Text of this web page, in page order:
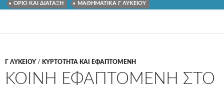
ΟΡΙΟ ΚΑΙ ΔΙΑΤΑΞΗ ΜΑΘΗΜΑΤΙΚΑ Γ ΛΥΚΕΙΟΥ
Γ ΛΥΚΕΊΟΥ / ΚΥΡΤΟΤΗΤΑ ΚΑΙ ΕΦΑΠΤΟΜΕΝΗ
ΚΟΙΝΗ ΕΦΑΠΤΟΜΕΝΗ ΣΤΟ